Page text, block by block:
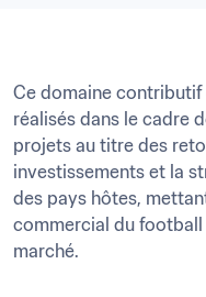
Ce domaine
réalisés dans le cadre
projets au titre des
investissements et la
des pays hôtes,
commercial du
marché.